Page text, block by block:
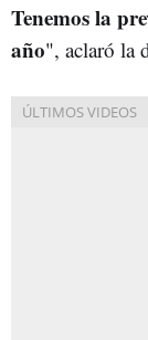
Tenemos la
año", aclaró la